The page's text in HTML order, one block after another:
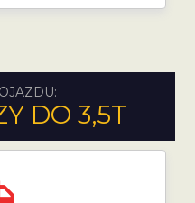
DO 3,5T